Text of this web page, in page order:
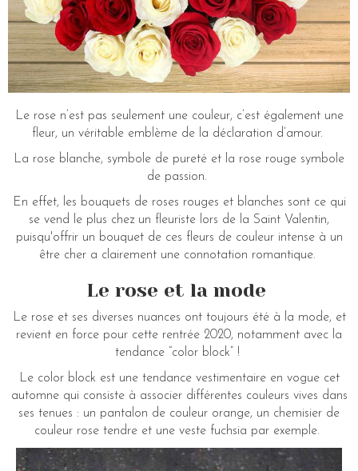
Le rose n’est pas seulement une couleur, c’est également une
fleur, un véritable emblème de la déclaration d’amour.
La rose blanche, symbole de pureté et la rose rouge symbole
de passion.
En effet, les bouquets de roses rouges et blanches sont ce qui
se vend le plus chez un fleuriste lors de la Saint Valentin,
puisqu'offrir un bouquet de ces fleurs de couleur intense à un
être cher a clairement une connotation romantique.
Le rose et la mode
Le rose et ses diverses nuances ont toujours été à la mode, et
revient en force pour cette rentrée 2020, notamment avec la
tendance “color block” !
Le color block est une tendance vestimentaire en vogue cet
automne qui consiste à associer différentes couleurs vives dans
ses tenues : un pantalon de couleur orange, un chemisier de
couleur rose tendre et une veste fuchsia par exemple.